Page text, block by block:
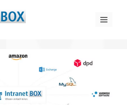
Menü